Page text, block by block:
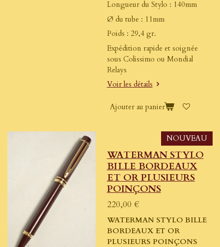
Longueur du Stylo : 140mm
Ø du tube : 11mm
Poids : 29,4 gr.
Expédition rapide et soignée
sous Colissimo ou Mondial
Relays
Voir les détails
Ajouter au panier
NOUVEAU
WATERMAN STYLO
BILLE BORDEAUX
ET OR PLUSIEURS
POINÇONS
220,00 €
WATERMAN STYLO BILLE
BORDEAUX ET OR
PLUSIEURS POINÇONS